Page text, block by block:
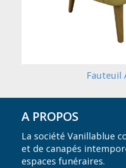
Fauteuil
A PROPOS
La société Vanillablue
et de canapés
espaces funéraires.